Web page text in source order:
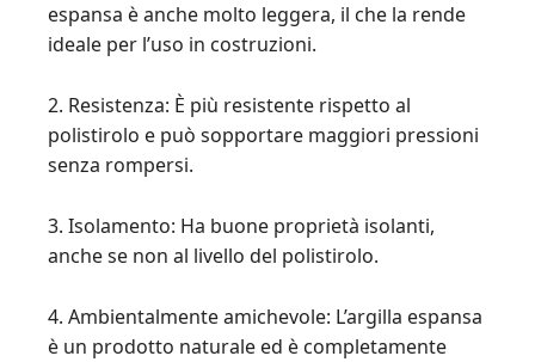
espansa è anche molto leggera, il che la rende
ideale per l’uso in costruzioni.
2. Resistenza: È più resistente rispetto al
polistirolo e può sopportare maggiori pressioni
senza rompersi.
3. Isolamento: Ha buone proprietà isolanti,
anche se non al livello del polistirolo.
4. Ambientalmente amichevole: L’argilla espansa
è un prodotto naturale ed è completamente